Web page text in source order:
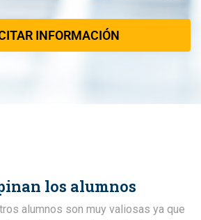
los alumnos
alumnos son muy valiosas ya que